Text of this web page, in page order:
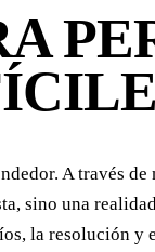
A través
sino una
la resolución